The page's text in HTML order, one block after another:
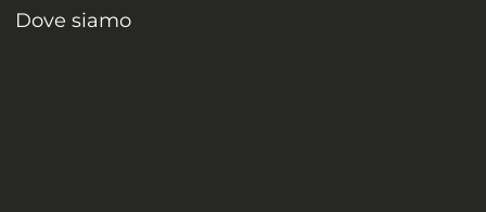
Dove siamo